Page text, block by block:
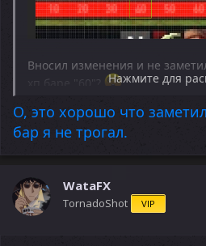
Вносил изменения и не
хп баре "60"? Нажмите для
О, это хорошо что
бар я не трогал.
WataFX
TornadoShot VIP